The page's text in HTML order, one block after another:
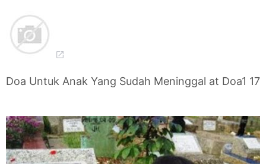
Doa Untuk Anak Yang Sudah Meninggal at Doa1 17